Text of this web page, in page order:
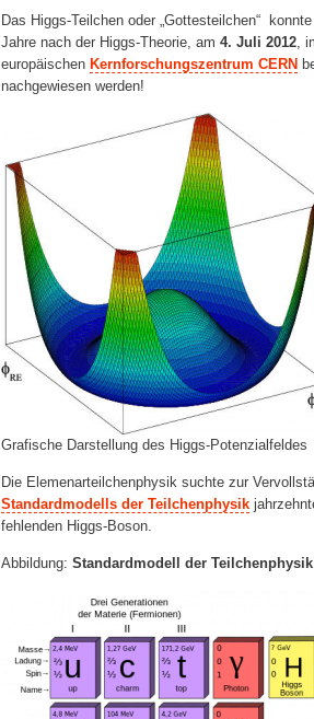
Das Higgs-Teilchen oder „Gottesteilchen“
Jahre nach der Higgs-Theorie, am 4. Juli 2012,
europäischen Kernforschungszentrum CERN
nachgewiesen werden!
Grafische Darstellung des Higgs-Potenzialfeldes
Die Elemenarteilchenphysik suchte zur
Standardmodells der Teilchenphysik
fehlenden Higgs-Boson.
Abbildung: Standardmodell der Teilchenphysik